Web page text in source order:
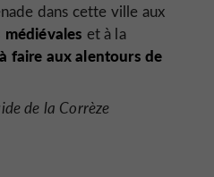
dans cette ville aux
et à la
faire aux alentours de
de la Corrèze